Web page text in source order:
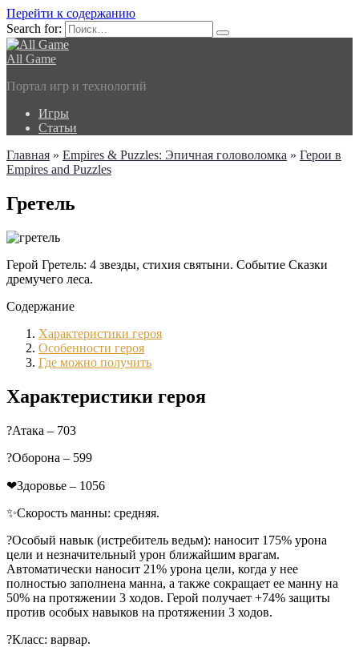
Перейти к содержанию
Search for:
All Game
Портал игр и технологий
Игры
Статьи
Главная » Empires & Puzzles: Эпичная головоломка » Герои в
Empires and Puzzles
Гретель
Герой Гретель: 4 звезды, стихия святыни. Событие Сказки
дремучего леса.
Содержание
Характеристики героя
Особенности героя
Где можно получить
Характеристики героя
?Атака – 703
?Оборона – 599
❤Здоровье – 1056
✨Скорость манны: средняя.
?Особый навык (истребитель ведьм): наносит 175% урона
цели и незначительный урон ближайшим врагам.
Автоматически наносит 21% урона цели, когда у нее
полностью заполнена манна, а также сокращает ее манну на
50% на протяжении 3 ходов. Герой получает +74% защиты
против особых навыков на протяжении 3 ходов.
?Класс: варвар.